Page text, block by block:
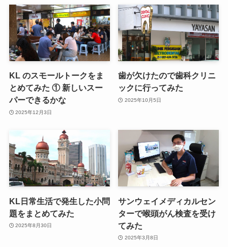
KL のスモールトークをま
とめてみた ① 新しいスー
パーできるかな
2025年12月3日
歯が欠けたので歯科クリニ
ックに行ってみた
2025年10月5日
KL日常生活で発生した小問
題をまとめてみた
2025年8月30日
サンウェイメディカルセン
ターで喉頭がん検査を受け
てみた
2025年3月8日